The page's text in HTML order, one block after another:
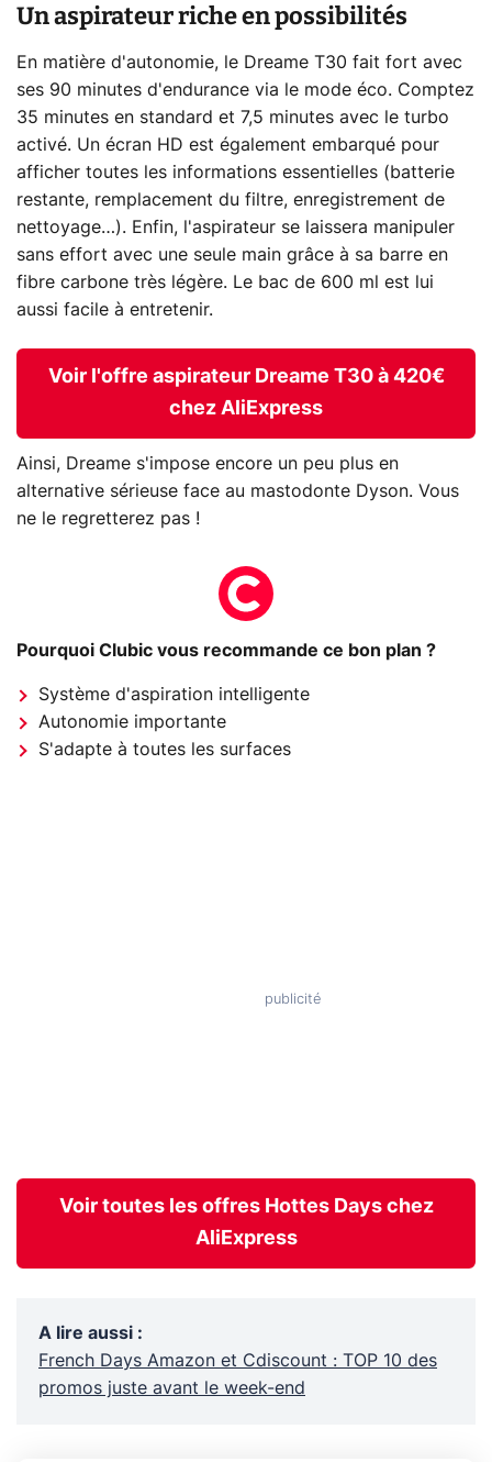
Un aspirateur riche en possibilités
En matière d'autonomie, le Dreame T30 fait fort avec
ses 90 minutes d'endurance via le mode éco. Comptez
35 minutes en standard et 7,5 minutes avec le turbo
activé. Un écran HD est également embarqué pour
afficher toutes les informations essentielles (batterie
restante, remplacement du filtre, enregistrement de
nettoyage…). Enfin, l'aspirateur se laissera manipuler
sans effort avec une seule main grâce à sa barre en
fibre carbone très légère. Le bac de 600 ml est lui
aussi facile à entretenir.
Voir l'offre aspirateur Dreame T30 à 420€
chez AliExpress
Ainsi, Dreame s'impose encore un peu plus en
alternative sérieuse face au mastodonte Dyson. Vous
ne le regretterez pas !
Pourquoi Clubic vous recommande ce bon plan ?
Système d'aspiration intelligente
Autonomie importante
S'adapte à toutes les surfaces
Voir toutes les offres Hottes Days chez
AliExpress
A lire aussi :
French Days Amazon et Cdiscount : TOP 10 des
promos juste avant le week-end